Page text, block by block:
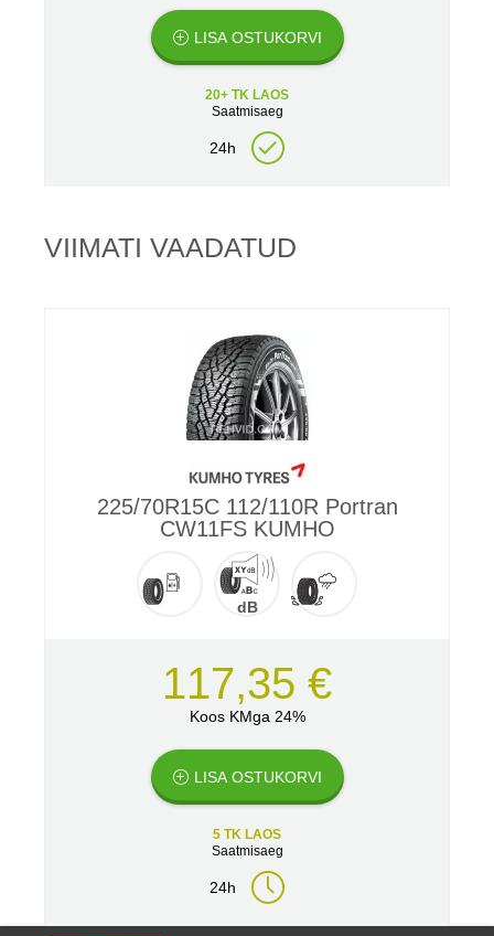
LISA OSTUKORVI
20+ TK LAOS
Saatmisaeg
24h
VIIMATI VAADATUD
225/70R15C 112/110R Portran
CW11FS KUMHO
dB
117,35 €
Koos KMga 24%
LISA OSTUKORVI
5 TK LAOS
Saatmisaeg
24h